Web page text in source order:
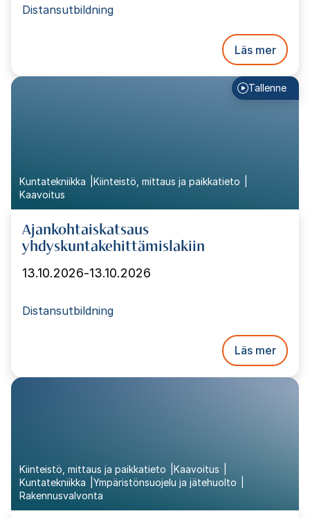
Distansutbildning
Läs mer
Tallenne
Kuntatekniikka
Kiinteistö, mittaus ja paikkatieto
Kaavoitus
Ajankohtaiskatsaus
yhdyskuntakehittämislakiin
13.10.2026-13.10.2026
Distansutbildning
Läs mer
Kiinteistö, mittaus ja paikkatieto
Kaavoitus
Kuntatekniikka
Ympäristönsuojelu ja jätehuolto
Rakennusvalvonta